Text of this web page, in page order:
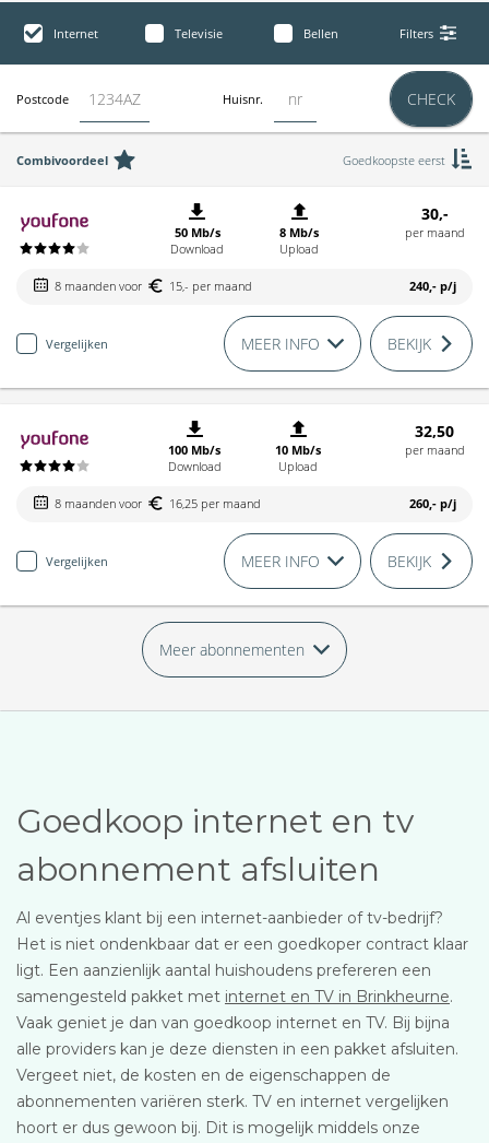
Internet Televisie Bellen Filters
Postcode Huisnr. CHECK
Combivoordeel Goedkoopste eerst
50 Mb/s
Download
8 Mb/s
Upload
30,-
per maand
8 maanden voor 15,- per maand 240,- p/j
Vergelijken MEER INFO BEKIJK
100 Mb/s
Download
10 Mb/s
Upload
32,50
per maand
8 maanden voor 16,25 per maand 260,- p/j
Vergelijken MEER INFO BEKIJK
Meer abonnementen
Goedkoop internet en tv
abonnement afsluiten
Al eventjes klant bij een internet-aanbieder of tv-bedrijf?
Het is niet ondenkbaar dat er een goedkoper contract klaar
ligt. Een aanzienlijk aantal huishoudens prefereren een
samengesteld pakket met internet en TV in Brinkheurne.
Vaak geniet je dan van goedkoop internet en TV. Bij bijna
alle providers kan je deze diensten in een pakket afsluiten.
Vergeet niet, de kosten en de eigenschappen de
abonnementen variëren sterk. TV en internet vergelijken
hoort er dus gewoon bij. Dit is mogelijk middels onze